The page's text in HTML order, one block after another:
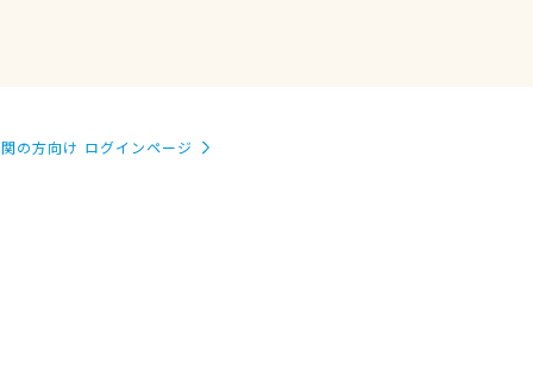
の方向け ログインページ